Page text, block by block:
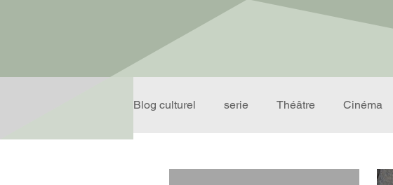
Blog culturel serie Théâtre Cinéma